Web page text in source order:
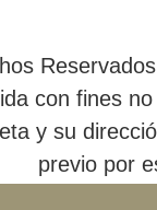
con fines
y su
previo por